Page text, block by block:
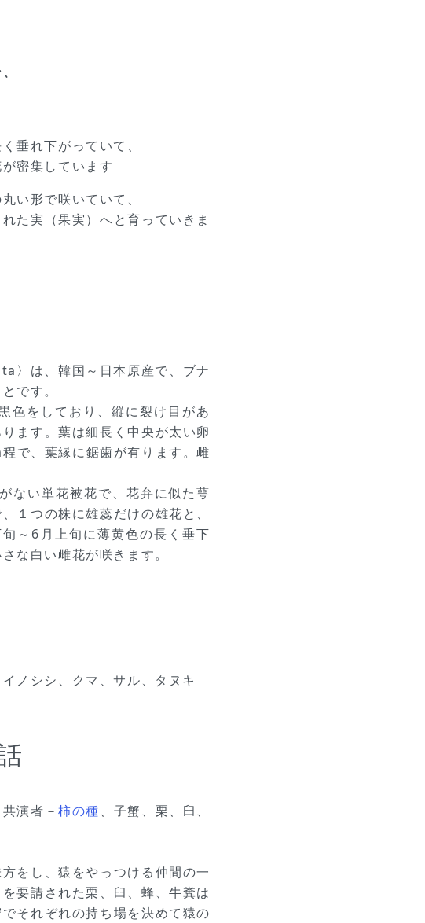
垂れ下がっていて、
密集しています
い形で咲いていて、
た実（果実）へと育っていきま
〉は、韓国～日本原産で、ブナ
です。
色をしており、縦に裂け目があ
ます。葉は細長く中央が太い卵
で、葉縁に鋸歯が有ります。雌
ない単花被花で、花弁に似た萼
１つの株に雄蕊だけの雄花と、
～6月上旬に薄黄色の長く垂下
な白い雌花が咲きます。
ノシシ、クマ、サル、タヌキ
演者－柿の種、子蟹、栗、臼、
をし、猿をやっつける仲間の一
要請された栗、臼、蜂、牛糞は
それぞれの持ち場を決めて猿の